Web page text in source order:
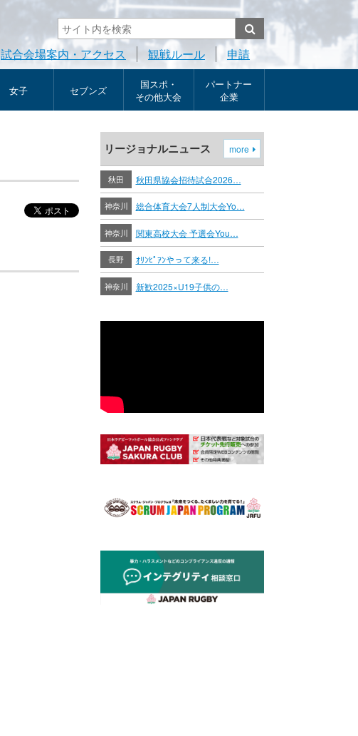
試合会場案内・アクセス 観戦ルール 申請
女子 セブンズ
国スポ・
その他大会
パートナー
企業
リージョナルニュース more
秋田 秋田県協会招待試合2026…
神奈川 総合体育大会7人制大会Yo…
神奈川 関東高校大会 予選会You…
長野 ｵﾘﾝﾋﾟｱﾝやって来る!…
神奈川 新歓2025×U19子供の…